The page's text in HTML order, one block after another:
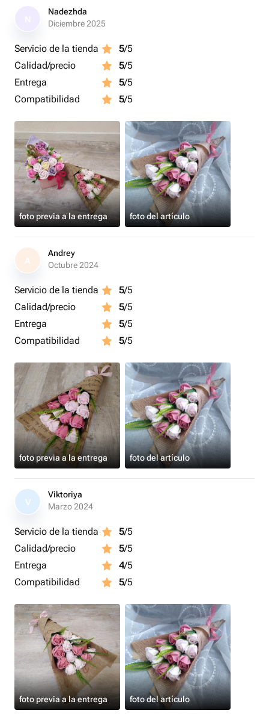
💐Такие букеты являются оригинальным и необычным
подарком, шикарным дополнением и украшением
В дальнейшем цветочки могут быть использованы по
своему прямому назначению как средство гигиены😌
Nadezhda
Diciembre 2025
Servicio de la tienda 5/5
Calidad/precio
5/5
Entrega
5/5
Compatibilidad
5/5
foto previa a la entrega foto del artículo
A
Andrey
Octubre 2024
Servicio de la tienda 5/5
Calidad/precio
5/5
Entrega
5/5
Compatibilidad
5/5
foto previa a la entrega foto del artículo
V
Viktoriya
Marzo 2024
Servicio de la tienda 5/5
Calidad/precio
5/5
Entrega
4/5
Compatibilidad
5/5
foto previa a la entrega foto del artículo